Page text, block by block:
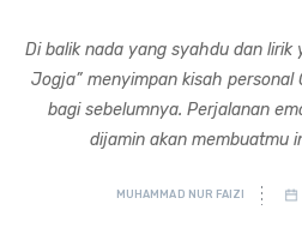
Di balik nada yang syahdu dan lirik
Jogja” menyimpan kisah personal
bagi sebelumnya. Perjalanan
dijamin akan membuatmu
MUHAMMAD NUR FAIZI